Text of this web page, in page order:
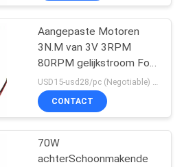
127
130
Aangepaste Motoren
3N.M van 3V 3RPM
80RPM gelijkstroom For
Washing Machine
CONTACT
70W
achterSchoonmakende